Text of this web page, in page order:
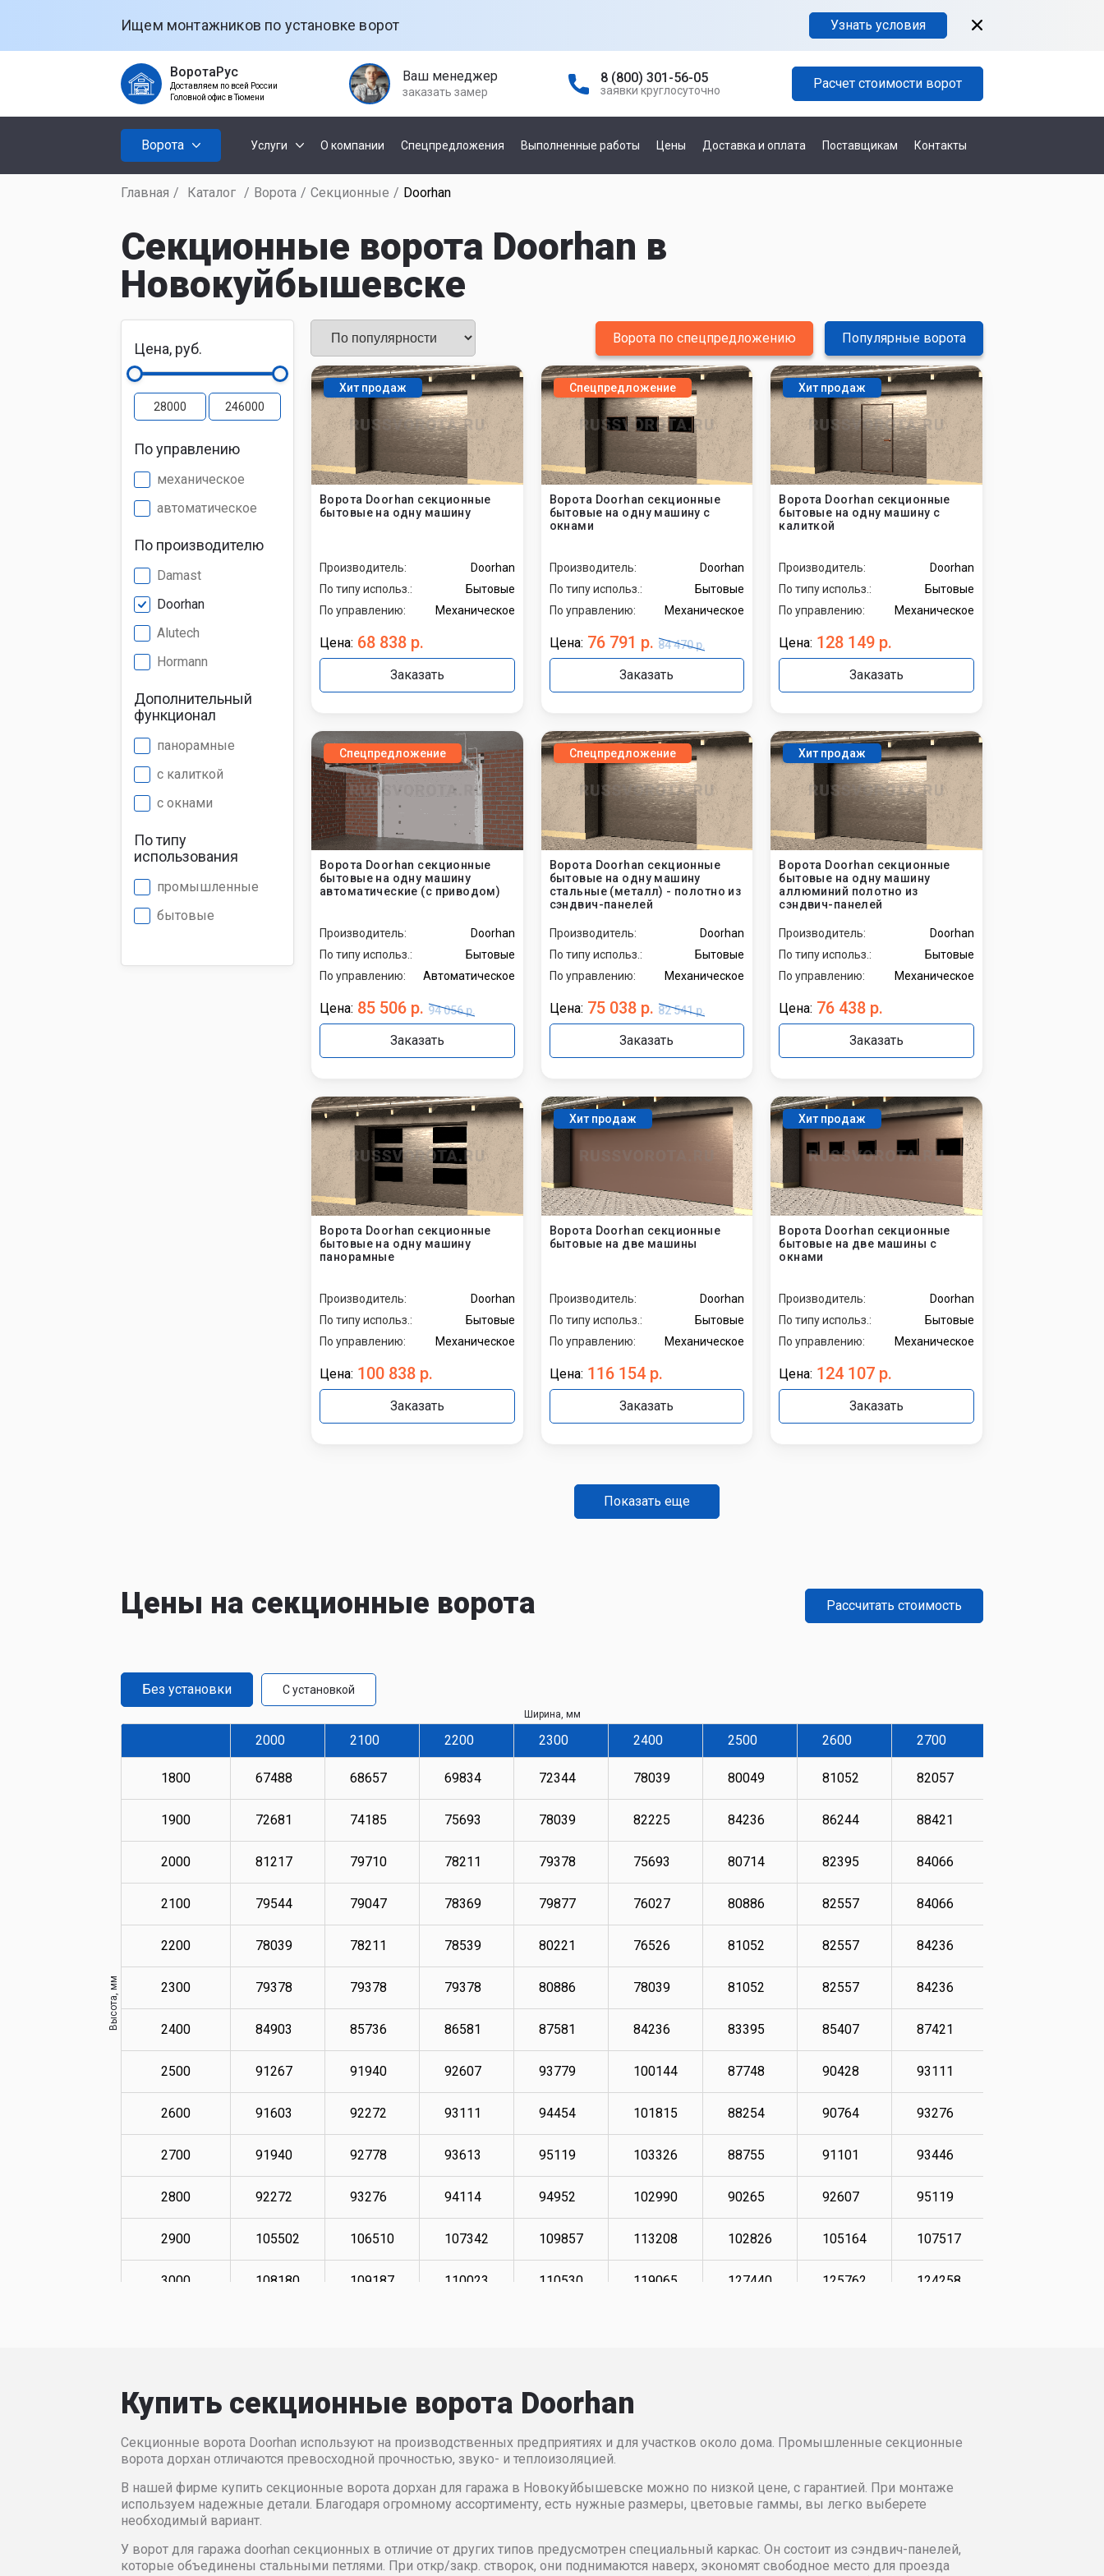
Ищем монтажников по установке ворот Узнать условия
ВоротаРус
Доставляем по всей России
Головной офис в Тюмени
Ваш менеджер
заказать замер
8 (800) 301-56-05
заявки круглосуточно Расчет стоимости ворот
Ворота
механическое
По производителю
Damast
Doorhan
Alutech
Hormann
По материалу
панорамные
с калиткой
По типу
промышленные
бытовые
Откатные
Распашные
Услуги
Установка
рольставней
Установка откатных
ворот
Установка штор
противопожарных
Установка шлагбаумов
О компании Спецпредложения Выполненные работы Цены Доставка и оплата Поставщикам Контакты
Главная / Каталог / Ворота / Секционные / Doorhan
Секционные ворота Doorhan в
Новокуйбышевске
Цена, руб.
По управлению
механическое
автоматическое
По производителю
Damast
Doorhan
Alutech
Hormann
Дополнительный
функционал
панорамные
с калиткой
с окнами
По типу
использования
промышленные
бытовые
Ворота по спецпредложению Популярные ворота
Хит продаж
Ворота Doorhan секционные
бытовые на одну машину
Производитель:
Doorhan
По типу использ.:
Бытовые
По управлению:
Механическое
Цена: 68 838 р.
Заказать
Спецпредложение
Ворота Doorhan секционные
бытовые на одну машину с
окнами
Производитель:
Doorhan
По типу использ.:
Бытовые
По управлению:
Механическое
Цена: 76 791 р. 84 470 р.
Заказать
Хит продаж
Ворота Doorhan секционные
бытовые на одну машину с
калиткой
Производитель:
Doorhan
По типу использ.:
Бытовые
По управлению:
Механическое
Цена: 128 149 р.
Заказать
Спецпредложение
Ворота Doorhan секционные
бытовые на одну машину
автоматические (с приводом)
Производитель:
Doorhan
По типу использ.:
Бытовые
По управлению:
Автоматическое
Цена: 85 506 р. 94 056 р.
Заказать
Спецпредложение
Ворота Doorhan секционные
бытовые на одну машину
стальные (металл) - полотно из
сэндвич-панелей
Производитель:
Doorhan
По типу использ.:
Бытовые
По управлению:
Механическое
Цена: 75 038 р. 82 541 р.
Заказать
Хит продаж
Ворота Doorhan секционные
бытовые на одну машину
аллюминий полотно из
сэндвич-панелей
Производитель:
Doorhan
По типу использ.:
Бытовые
По управлению:
Механическое
Цена: 76 438 р.
Заказать
Ворота Doorhan секционные
бытовые на одну машину
панорамные
Производитель:
Doorhan
По типу использ.:
Бытовые
По управлению:
Механическое
Цена: 100 838 р.
Заказать
Хит продаж
Ворота Doorhan секционные
бытовые на две машины
Производитель:
Doorhan
По типу использ.:
Бытовые
По управлению:
Механическое
Цена: 116 154 р.
Заказать
Хит продаж
Ворота Doorhan секционные
бытовые на две машины с
окнами
Производитель:
Doorhan
По типу использ.:
Бытовые
По управлению:
Механическое
Цена: 124 107 р.
Заказать
Показать еще
Цены на секционные ворота Рассчитать стоимость
Без установки С установкой
Ширина, мм
Высота, мм
2000 2100 2200 2300 2400 2500 2600 2700
1800 67488 68657 69834 72344 78039 80049 81052 82057
1900 72681 74185 75693 78039 82225 84236 86244 88421
2000 81217 79710 78211 79378 75693 80714 82395 84066
2100 79544 79047 78369 79877 76027 80886 82557 84066
2200 78039 78211 78539 80221 76526 81052 82557 84236
2300 79378 79378 79378 80886 78039 81052 82557 84236
2400 84903 85736 86581 87581 84236 83395 85407 87421
2500 91267 91940 92607 93779 100144 87748 90428 93111
2600 91603 92272 93111 94454 101815 88254 90764 93276
2700 91940 92778 93613 95119 103326 88755 91101 93446
2800 92272 93276 94114 94952 102990 90265 92607 95119
2900 105502 106510 107342 109857 113208 102826 105164 107517
3000 108180 109187 110023 110530 119065 127440 125762 124258
3300 114878 115884 116893 117398
3400 117398 118567 118064 118567 127610 138323 136482 135311
3500 118567 119571 119234 119736 135979 139165 137483 135979
3600
Купить секционные ворота Doorhan
Секционные ворота Doorhan используют на производственных предприятиях и для участков около дома. Промышленные секционные
ворота дорхан отличаются превосходной прочностью, звуко- и теплоизоляцией.
В нашей фирме купить секционные ворота дорхан для гаража в Новокуйбышевске можно по низкой цене, с гарантией. При монтаже
используем надежные детали. Благодаря огромному ассортименту, есть нужные размеры, цветовые гаммы, вы легко выберете
необходимый вариант.
У ворот для гаража doorhan секционных в отличие от других типов предусмотрен специальный каркас. Он состоит из сэндвич-панелей,
которые объединены стальными петлями. При откр/закр. створок, они поднимаются наверх, экономят свободное место для проезда